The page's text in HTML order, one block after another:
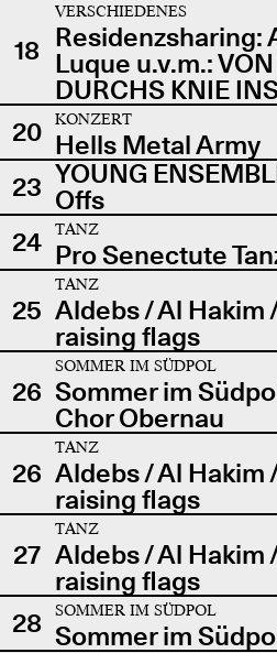
18
VERSCHIEDENES
Residenzsharing:
Luque u.v.m.:
DURCHS KNIE
20
KONZERT
Hells Metal Army
23 YOUNG
Offs
24
TANZ
Pro Senectute
25
TANZ
Aldebs / Al Hakim
raising flags
26
SOMMER IM SÜDPOL
Sommer im
Chor Obernau
26
TANZ
Aldebs / Al Hakim
raising flags
27
TANZ
Aldebs / Al Hakim
raising flags
28
SOMMER IM SÜDPOL
Sommer im